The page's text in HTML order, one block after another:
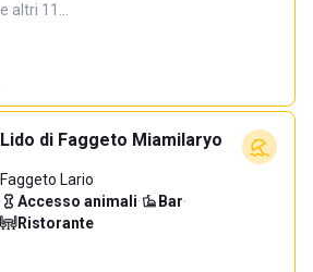
e altri 11…
Lido di Faggeto Miamilaryo
Faggeto Lario
Accesso animali· Bar·
Ristorante